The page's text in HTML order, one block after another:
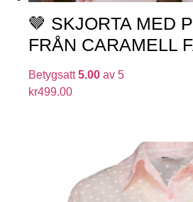
🤎 SKJORTA MED
FRÅN CARAMELL
Betygsatt5.00 av 5
kr499.00